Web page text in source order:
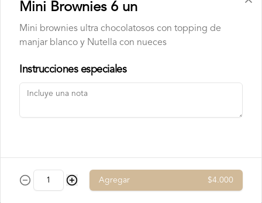
Conócenos
Términos y condiciones
Redes sociales
Instagram
Mini Brownies 6 un
Mini brownies ultra chocolatosos con topping de
manjar blanco y Nutella con nueces
Instrucciones especiales
Agregar $4.000